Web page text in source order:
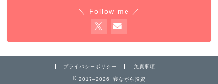
＼ Follow me ／
プライバシーポリシー 免責事項
2017–2026 寝ながら投資